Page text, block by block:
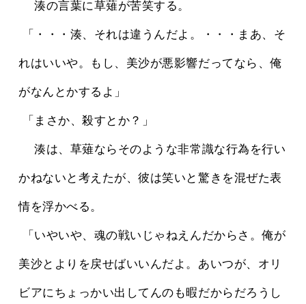
湊の言葉に草薙が苦笑する。
れはいいや。もし、美沙が悪影響だってなら、俺
がなんとかするよ」
「まさか、殺すとか？」
かねないと考えたが、彼は笑いと驚きを混ぜた表
情を浮かべる。
美沙とよりを戻せばいいんだよ。あいつが、オリ
ビアにちょっかい出してんのも暇だからだろうし